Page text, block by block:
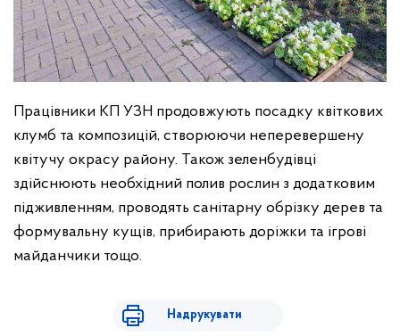
Працівники КП УЗН продовжують посадку квіткових
клумб та композицій, створюючи неперевершену
квітучу окрасу району. Також зеленбудівці
здійснюють необхідний полив рослин з додатковим
підживленням, проводять санітарну обрізку дерев та
формувальну кущів, прибирають доріжки та ігрові
майданчики тощо.
Надрукувати